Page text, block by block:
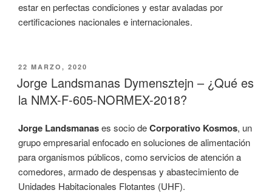
estar en perfectas condiciones y estar avaladas por
certificaciones nacionales e internacionales.
PUBLICADO
EL
22 MARZO, 2020
Jorge Landsmanas Dymensztejn – ¿Qué es
la NMX-F-605-NORMEX-2018?
Jorge Landsmanases socio deCorporativo Kosmos, un
grupo empresarial enfocado en soluciones de alimentación
para organismos públicos, como servicios de atención a
comedores, armado de despensas y abastecimiento de
Unidades Habitacionales Flotantes (UHF).